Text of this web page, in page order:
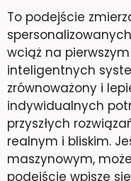
To podejście
wciąż na
inteligentnych
zrównoważony i
indywidualnych
przyszłych
realnym i bliskim.
maszynowym,
podejście wpisze